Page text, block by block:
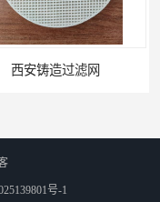
延安铸造过滤网
号-1